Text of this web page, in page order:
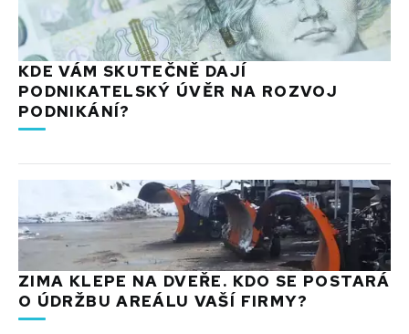
KDE VÁM SKUTEČNĚ DAJÍ
PODNIKATELSKÝ ÚVĚR NA ROZVOJ
PODNIKÁNÍ?
ZIMA KLEPE NA DVEŘE. KDO SE POSTARÁ
O ÚDRŽBU AREÁLU VAŠÍ FIRMY?